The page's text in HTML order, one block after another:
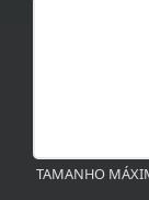
TAMANHO